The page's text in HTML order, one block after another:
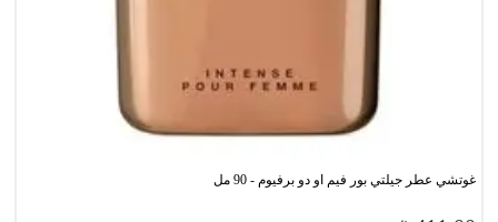
غوتشي عطر جيلتي بور فيم او دو برفيوم - 90 مل